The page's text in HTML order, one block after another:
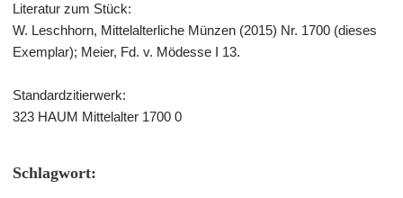
Literatur zum Stück:
W. Leschhorn, Mittelalterliche Münzen (2015) Nr. 1700 (dieses
Exemplar); Meier, Fd. v. Mödesse I 13.
Standardzitierwerk:
323 HAUM Mittelalter 1700 0
Schlagwort: